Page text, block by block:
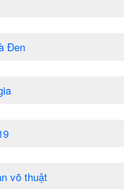
Đen
võ thuật